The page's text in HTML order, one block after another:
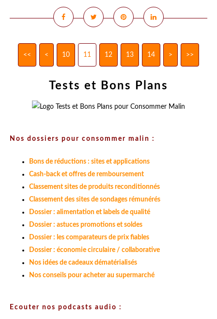
<< < 10 11 12 13 14 > >>
Tests et Bons Plans
Nos dossiers pour consommer malin :
Bons de réductions : sites et applications
Cash-back et offres de remboursement
Classement sites de produits reconditionnés
Classement des sites de sondages rémunérés
Dossier : alimentation et labels de qualité
Dossier : astuces promotions et soldes
Dossier : les comparateurs de prix fiables
Dossier : économie circulaire / collaborative
Nos idées de cadeaux dématérialisés
Nos conseils pour acheter au supermarché
Ecouter nos podcasts audio :